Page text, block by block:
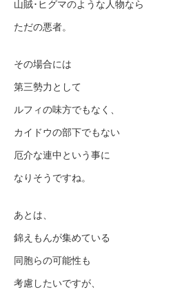
山賊･ヒグマのような人物なら
ただの悪者。
その場合には
第三勢力として
ルフィの味方でもなく、
カイドウの部下でもない
厄介な連中という事に
なりそうですね。
あとは、
錦えもんが集めている
同胞らの可能性も
考慮したいですが、